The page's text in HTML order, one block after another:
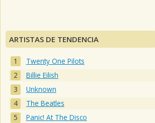
ARTISTAS DE TENDENCIA
Twenty One Pilots
Billie Eilish
Unknown
The Beatles
Panic! At The Disco